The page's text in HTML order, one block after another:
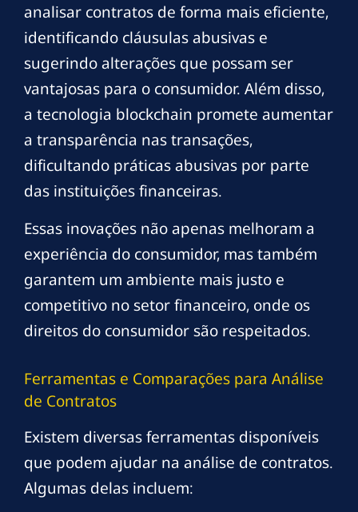
analisar contratos de forma mais eficiente,
identificando cláusulas abusivas e
sugerindo alterações que possam ser
vantajosas para o consumidor. Além disso,
a tecnologia blockchain promete aumentar
a transparência nas transações,
dificultando práticas abusivas por parte
das instituições financeiras.
Essas inovações não apenas melhoram a
experiência do consumidor, mas também
garantem um ambiente mais justo e
competitivo no setor financeiro, onde os
direitos do consumidor são respeitados.
Ferramentas e Comparações para Análise
de Contratos
Existem diversas ferramentas disponíveis
que podem ajudar na análise de contratos.
Algumas delas incluem: